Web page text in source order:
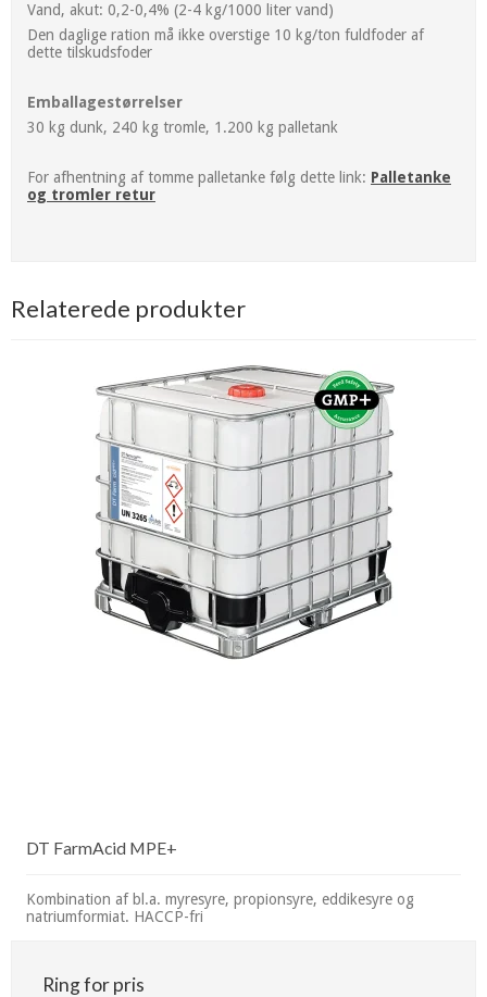
Vand, akut: 0,2-0,4% (2-4 kg/1000 liter vand)
Den daglige ration må ikke overstige 10 kg/ton fuldfoder af
dette tilskudsfoder
Emballagestørrelser
30 kg dunk, 240 kg tromle, 1.200 kg palletank
For afhentning af tomme palletanke følg dette link: Palletanke
og tromler retur
Relaterede produkter
DT FarmAcid MPE+
Kombination af bl.a. myresyre, propionsyre, eddikesyre og
natriumformiat. HACCP-fri
Ring for pris